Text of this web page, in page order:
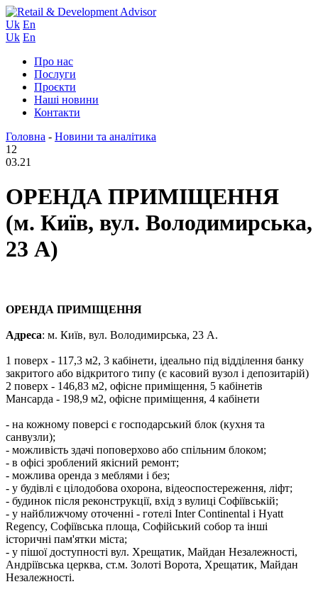
Uk En
Uk En
Про нас
Послуги
Проєкти
Наші новини
Контакти
Головна - Новини та аналітика
12
03.21
ОРЕНДА ПРИМІЩЕННЯ
(м. Київ, вул. Володимирська,
23 А)
ОРЕНДА ПРИМІЩЕННЯ
Адреса: м. Київ, вул. Володимирська, 23 А.
1️ поверх - 117,3 м2, 3 кабінети, ідеально під відділення банку
закритого або відкритого типу (є касовий вузол і депозитарій)
2 поверх - 146,83 м2, офісне приміщення, 5 кабінетів
Мансарда - 198,9 м2, офісне приміщення, 4 кабінети
- на кожному поверсі є господарський блок (кухня та
санвузли);
- можливість здачі поповерхово або спільним блоком;
- в офісі зроблений якісний ремонт;
- можлива оренда з меблями і без;
- у будівлі є цілодобова охорона, відеоспостереження, ліфт;
- будинок після реконструкції, вхід з вулиці Софіївській;
- у найближчому оточенні - готелі Inter Continental і Hyatt
Regency, Софіївська площа, Софійський собор та інші
історичні пам'ятки міста;
- у пішої доступності вул. Хрещатик, Майдан Незалежності,
Андріївська церква, ст.м. Золоті Ворота, Хрещатик, Майдан
Незалежності.